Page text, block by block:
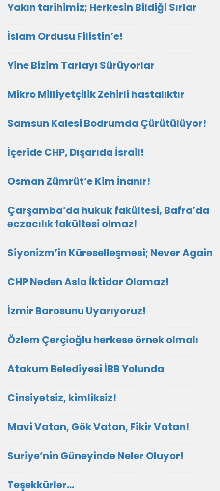
Yakın tarihimiz; Herkesin Bildiği Sırlar
İslam Ordusu Filistin’e!
Yine Bizim Tarlayı Sürüyorlar
Mikro Milliyetçilik Zehirli hastalıktır
Samsun Kalesi Bodrumda Çürütülüyor!
İçeride CHP, Dışarıda İsrail!
Osman Zümrüt’e Kim İnanır!
Çarşamba’da hukuk fakültesi, Bafra’da
eczacılık fakültesi olmaz!
Siyonizm’in Küreselleşmesi; Never Again
CHP Neden Asla İktidar Olamaz!
İzmir Barosunu Uyarıyoruz!
Özlem Çerçioğlu herkese örnek olmalı
Atakum Belediyesi İBB Yolunda
Cinsiyetsiz, kimliksiz!
Mavi Vatan, Gök Vatan, Fikir Vatan!
Suriye’nin Güneyinde Neler Oluyor!
Teşekkürler…